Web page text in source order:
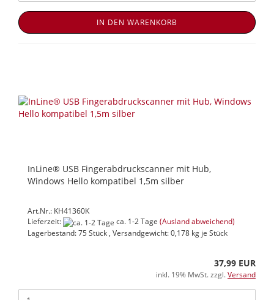
IN DEN WARENKORB
InLine® USB Fingerabdruckscanner mit Hub,
Windows Hello kompatibel 1,5m silber
Art.Nr.: KH41360K
Lieferzeit:
ca. 1-2 Tage (Ausland abweichend)
Lagerbestand: 75 Stück , Versandgewicht:0,178 kg je Stück
37,99 EUR
inkl. 19% MwSt. zzgl.Versand